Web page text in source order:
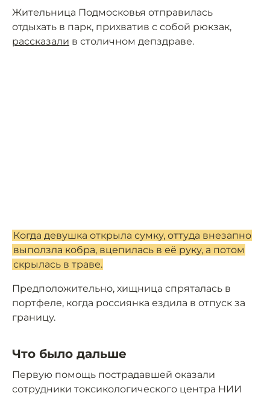
Жительница Подмосковья отправилась
отдыхать в парк, прихватив с собой рюкзак,
рассказали в столичном депздраве.
Когда девушка открыла сумку, оттуда внезапно
выползла кобра, вцепилась в её руку, а потом
скрылась в траве.
Предположительно, хищница спряталась в
портфеле, когда россиянка ездила в отпуск за
границу.
Что было дальше
Первую помощь пострадавшей оказали
сотрудники токсикологического центра НИИ